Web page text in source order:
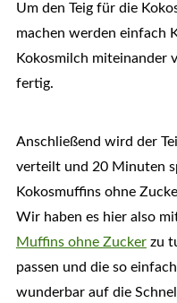
Um den Teig für die
machen werden einfach
Kokosmilch miteinander
fertig.
Anschließend wird der
verteilt und 20 Minuten
Kokosmuffins ohne
Wir haben es hier also
Muffins ohne Zuckerzu
passen und die so
wunderbar auf die